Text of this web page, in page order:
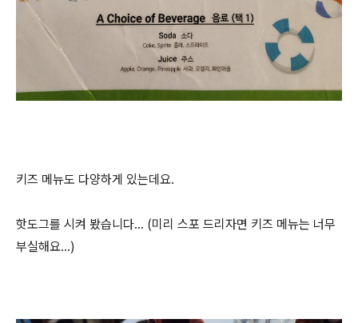
키즈 메뉴도 다양하게 있는데요.
핫도그를 시켜 봤습니다... (미리 스포 드리자면 키즈 메뉴는 너무
부실해요...)